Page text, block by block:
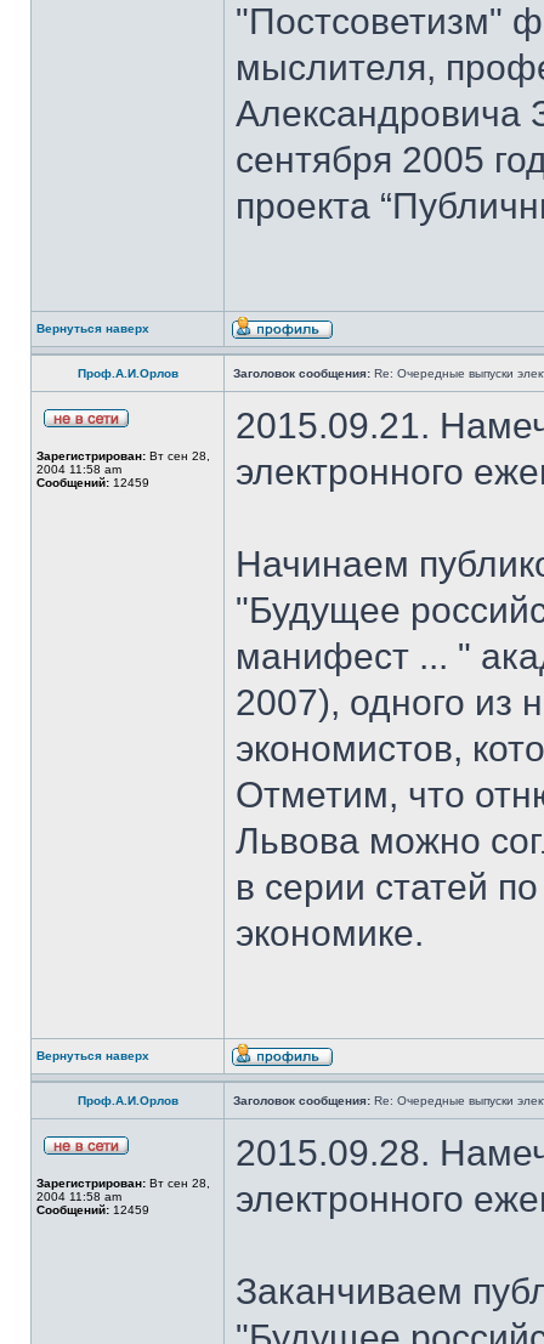
"Постсоветизм"
мыслителя,
Александровича
сентября 2005
проекта
Вернуться наверх
Проф.А.И.Орлов Заголовок сообщения: Re: Очередные выпуски
Зарегистрирован: Вт сен 28,
2004 11:58 am
Сообщений: 12459
2015.09.21.
электронного
Начинаем
"Будущее
манифест ... "
2007), одного из
экономистов,
Отметим, что
Львова можно
в серии статей
экономике.
Вернуться наверх
Проф.А.И.Орлов Заголовок сообщения: Re: Очередные выпуски
Зарегистрирован: Вт сен 28,
2004 11:58 am
Сообщений: 12459
2015.09.28.
электронного
Заканчиваем